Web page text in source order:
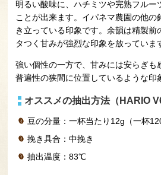
明るい酸味に、ハチミツや完熟フルー
ことが出来ます。イパネマ農園の他の
き立っている印象です。余韻は精製前
タつく甘みが強烈な印象を放っていま
強い個性の一方で、甘みには安らぎも
普遍性の狭間に位置しているような印
オススメの抽出方法（HARIO
豆の分量：一杯当たり12g（一杯
挽き具合：中挽き
抽出温度：83℃